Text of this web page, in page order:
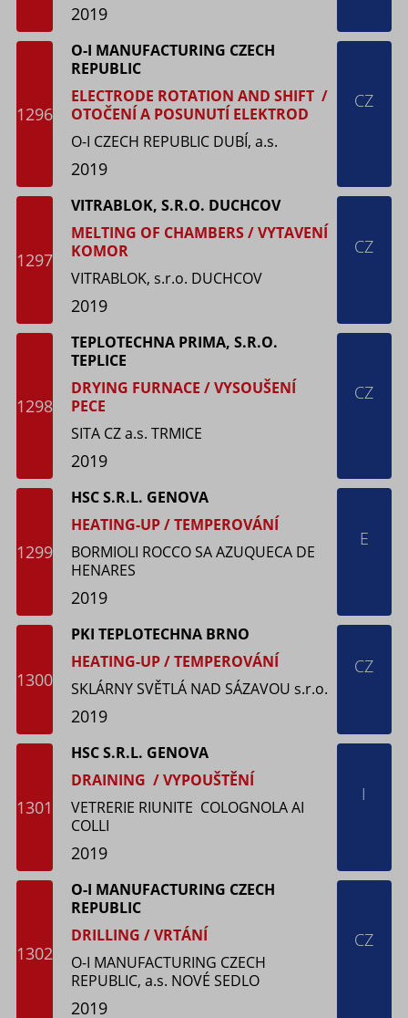
2019
1296
O-I MANUFACTURING CZECH
REPUBLIC
ELECTRODE ROTATION AND SHIFT /
OTOČENÍ A POSUNUTÍ ELEKTROD
O-I CZECH REPUBLIC DUBÍ, a.s.
2019
CZ
1297
VITRABLOK, S.R.O. DUCHCOV
MELTING OF CHAMBERS / VYTAVENÍ
KOMOR
VITRABLOK, s.r.o. DUCHCOV
2019
CZ
1298
TEPLOTECHNA PRIMA, S.R.O.
TEPLICE
DRYING FURNACE / VYSOUŠENÍ
PECE
SITA CZ a.s. TRMICE
2019
CZ
1299
HSC S.R.L. GENOVA
HEATING-UP / TEMPEROVÁNÍ
BORMIOLI ROCCO SA AZUQUECA DE
HENARES
2019
E
1300
PKI TEPLOTECHNA BRNO
HEATING-UP / TEMPEROVÁNÍ
SKLÁRNY SVĚTLÁ NAD SÁZAVOU s.r.o.
2019
CZ
1301
HSC S.R.L. GENOVA
DRAINING / VYPOUŠTĚNÍ
VETRERIE RIUNITE COLOGNOLA AI
COLLI
2019
I
1302
O-I MANUFACTURING CZECH
REPUBLIC
DRILLING / VRTÁNÍ
O-I MANUFACTURING CZECH
REPUBLIC, a.s. NOVÉ SEDLO
2019
CZ